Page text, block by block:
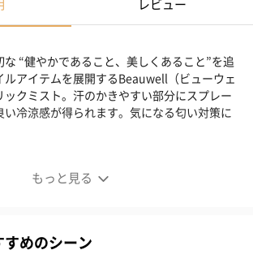
レビュー
もっと見る
な “健やかであること、美しくあること”を追
ルアイテムを展開するBeauwell（ビューウェ
ックミスト。汗のかきやすい部分にスプレー
い冷涼感が得られます。気になる匂い対策に
ファブリックミスト
めのシーン